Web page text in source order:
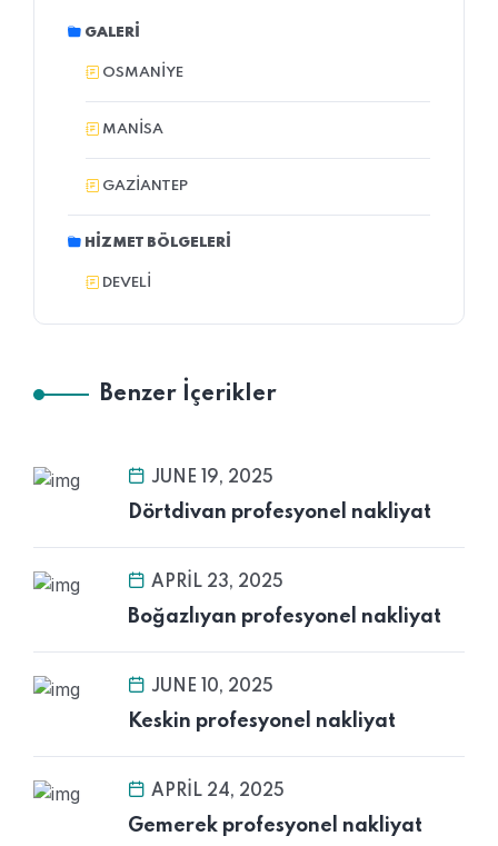
GALERI
OSMANIYE
MANİSA
GAZIANTEP
HIZMET BÖLGELERI
DEVELI
Benzer İçerikler
JUNE 19, 2025
Dörtdivan profesyonel nakliyat
APRIL 23, 2025
Boğazlıyan profesyonel nakliyat
JUNE 10, 2025
Keskin profesyonel nakliyat
APRIL 24, 2025
Gemerek profesyonel nakliyat